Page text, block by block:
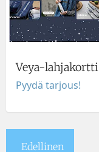
Veya-lahjakortti
Pyydä tarjous!
Edellinen